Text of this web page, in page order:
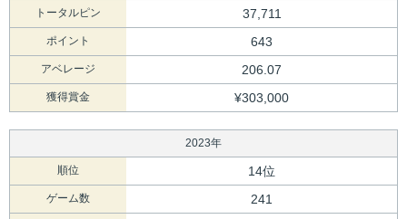
トータルピン 37,711
ポイント 643
アベレージ 206.07
獲得賞金 ¥303,000
2023年
順位 14位
ゲーム数 241